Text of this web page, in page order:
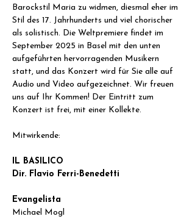
Barockstil Maria zu widmen, diesmal eher im
Stil des 17. Jahrhunderts und viel chorischer
als solistisch. Die Weltpremiere findet im
September 2025 in Basel mit den unten
aufgeführten hervorragenden Musikern
statt, und das Konzert wird für Sie alle auf
Audio und Video aufgezeichnet. Wir freuen
uns auf Ihr Kommen! Der Eintritt zum
Konzert ist frei, mit einer Kollekte.
Mitwirkende:
IL BASILICO
Dir. Flavio Ferri-Benedetti
Evangelista
Michael Mogl